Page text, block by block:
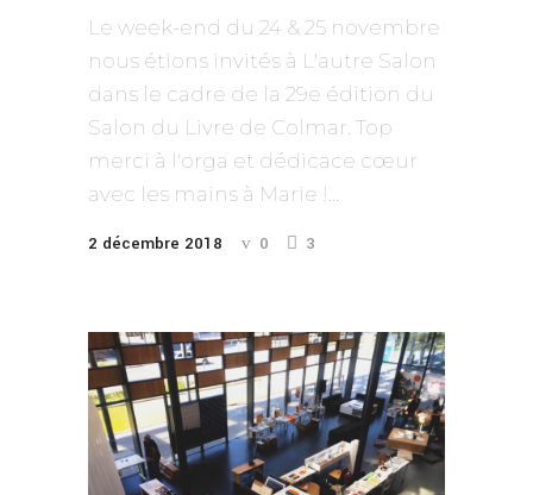
Le week-end du 24 & 25 novembre
nous étions invités à L'autre Salon
dans le cadre de la 29e édition du
Salon du Livre de Colmar. Top
merci à l'orga et dédicace cœur
avec les mains à Marie !...
2 décembre 2018 0 3